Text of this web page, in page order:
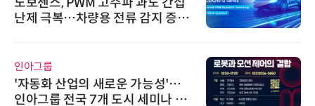
량용 전류 감지 증폭
의 새로운 가능성'…
국 7개 도시 세미나 페
원하는
다래전략사업화
다래전략사
026'서 글로